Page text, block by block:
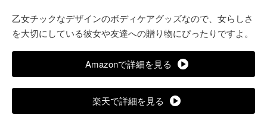
乙女チックなデザインのボディケアグッズなので、女らしさ
を大切にしている彼女や友達への贈り物にぴったりですよ。
Amazonで詳細を見る
楽天で詳細を見る